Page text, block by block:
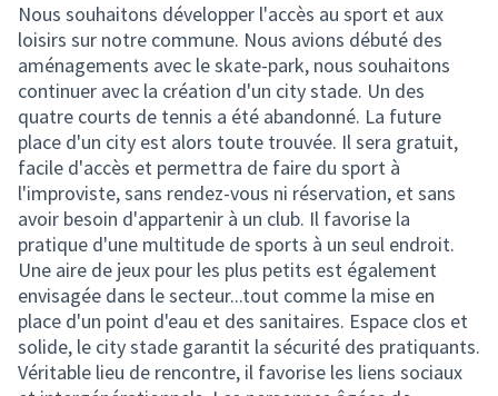
Nous souhaitons développer l'accès au sport et aux
loisirs sur notre commune. Nous avions débuté des
aménagements avec le skate-park, nous souhaitons
continuer avec la création d'un city stade. Un des
quatre courts de tennis a été abandonné. La future
place d'un city est alors toute trouvée. Il sera gratuit,
facile d'accès et permettra de faire du sport à
l'improviste, sans rendez-vous ni réservation, et sans
avoir besoin d'appartenir à un club. Il favorise la
pratique d'une multitude de sports à un seul endroit.
Une aire de jeux pour les plus petits est également
envisagée dans le secteur...tout comme la mise en
place d'un point d'eau et des sanitaires. Espace clos et
solide, le city stade garantit la sécurité des pratiquants.
Véritable lieu de rencontre, il favorise les liens sociaux